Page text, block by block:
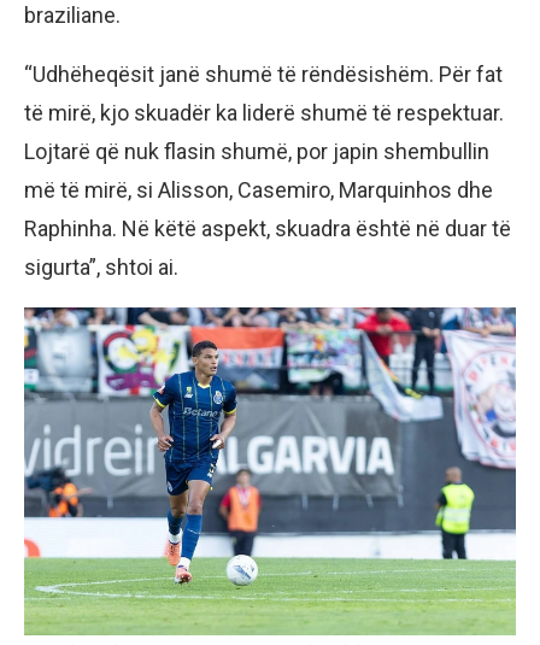
braziliane.
“Udhëheqësit janë shumë të rëndësishëm. Për fat
të mirë, kjo skuadër ka liderë shumë të respektuar.
Lojtarë që nuk flasin shumë, por japin shembullin
më të mirë, si Alisson, Casemiro, Marquinhos dhe
Raphinha. Në këtë aspekt, skuadra është në duar të
sigurta”, shtoi ai.